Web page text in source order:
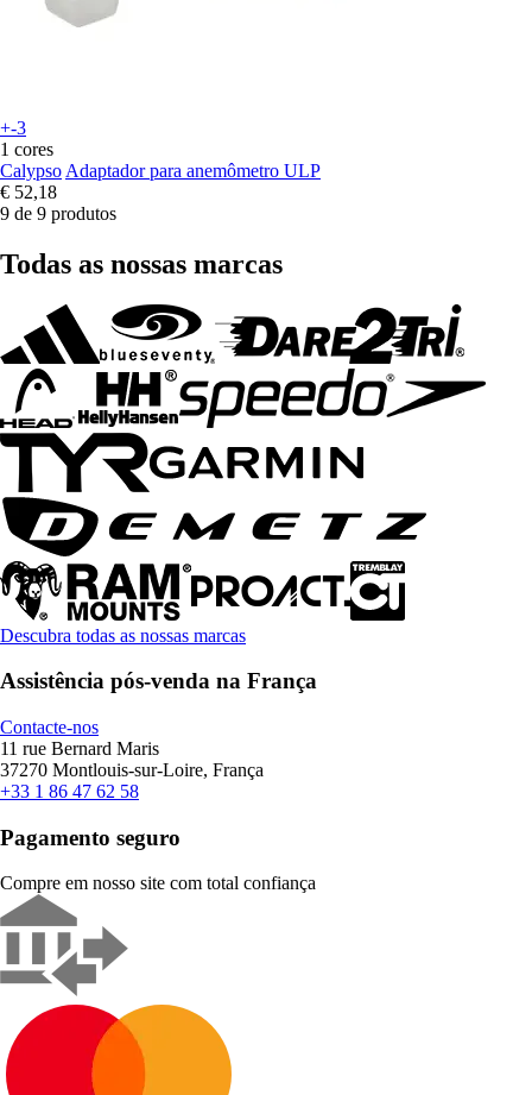
+-3
1 cores
Calypso Adaptador para anemômetro ULP
€ 52,18
9 de 9 produtos
Todas as nossas marcas
Descubra todas as nossas marcas
Assistência pós-venda na França
Contacte-nos
11 rue Bernard Maris
37270 Montlouis-sur-Loire, França
+33 1 86 47 62 58
Pagamento seguro
Compre em nosso site com total confiança